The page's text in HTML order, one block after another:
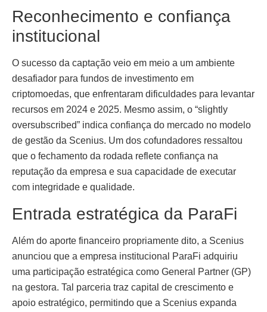
Reconhecimento e confiança
institucional
O sucesso da captação veio em meio a um ambiente
desafiador para fundos de investimento em
criptomoedas, que enfrentaram dificuldades para levantar
recursos em 2024 e 2025. Mesmo assim, o “slightly
oversubscribed” indica confiança do mercado no modelo
de gestão da Scenius. Um dos cofundadores ressaltou
que o fechamento da rodada reflete confiança na
reputação da empresa e sua capacidade de executar
com integridade e qualidade.
Entrada estratégica da ParaFi
Além do aporte financeiro propriamente dito, a Scenius
anunciou que a empresa institucional ParaFi adquiriu
uma participação estratégica como General Partner (GP)
na gestora. Tal parceria traz capital de crescimento e
apoio estratégico, permitindo que a Scenius expanda